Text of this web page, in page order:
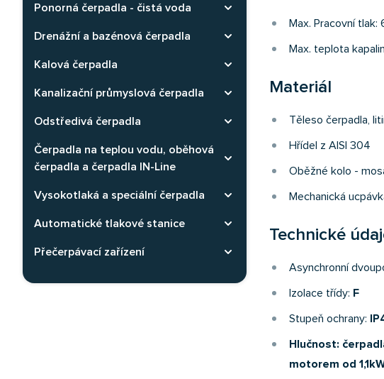
Ponorná čerpadla - čistá voda Rozbaliť kategóriu
Drenážní a bazénová čerpadla Rozbaliť kategóriu
Kalová čerpadla Rozbaliť kategóriu
Kanalizační průmyslová čerpadla Rozbaliť kategóriu
Odstředivá čerpadla Rozbaliť kategóriu
Čerpadla na teplou vodu, oběhová
čerpadla a čerpadla IN-Line
Rozbaliť kategóriu
Vysokotlaká a speciální čerpadla Rozbaliť kategóriu
Automatické tlakové stanice Rozbaliť kategóriu
Přečerpávací zařízení Rozbaliť kategóriu
Max. Pracovní tlak:
Max. teplota
Materiál
Těleso čerpadla,
Hřídel z AISI 304
Oběžné kolo -
Mechanická
Technické
Asynchronní
Izolace třídy: F
Stupeň ochrany:
Hlučnost:
motorem od